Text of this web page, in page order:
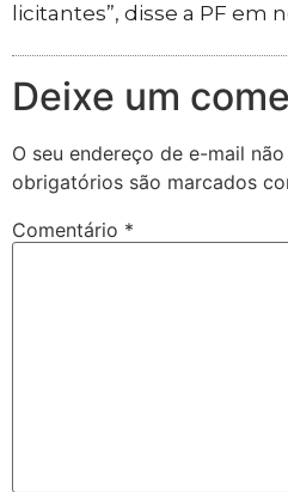
licitantes”, disse a PF em
Deixe um
O seu endereço de e-mail
obrigatórios são marcados
Comentário *